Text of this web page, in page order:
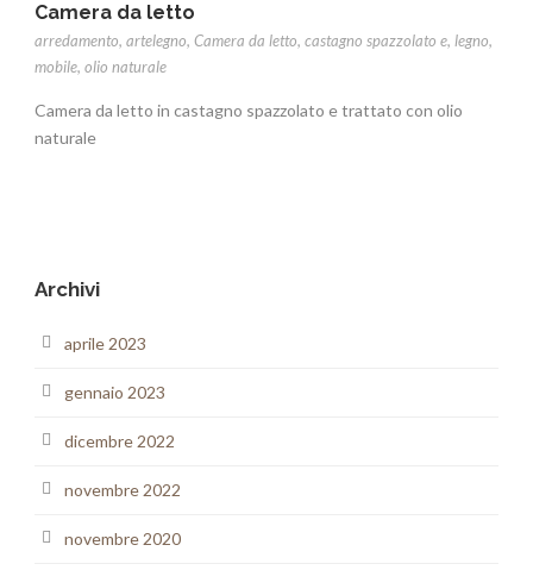
Camera da letto
arredamento, artelegno, Camera da letto, castagno spazzolato e, legno,
mobile, olio naturale
Camera da letto in castagno spazzolato e trattato con olio
naturale
Archivi
aprile 2023
gennaio 2023
dicembre 2022
novembre 2022
novembre 2020